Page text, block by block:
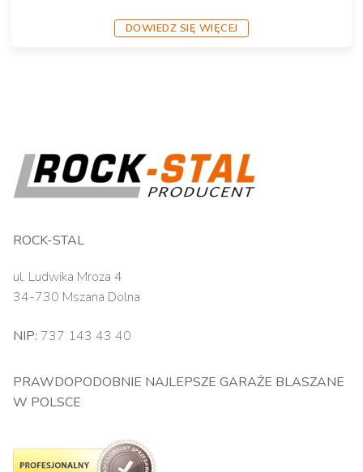
DOWIEDZ SIĘ WIĘCEJ
ROCK-STAL
ul. Ludwika Mroza 4
34-730 Mszana Dolna
NIP: 737 143 43 40
PRAWDOPODOBNIE NAJLEPSZE GARAŻE BLASZANE
W POLSCE